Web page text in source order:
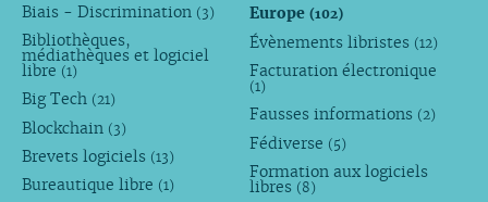
Biais - Discrimination (3)
Bibliothèques,
médiathèques et logiciel
libre (1)
Big Tech (21)
Blockchain (3)
Brevets logiciels (13)
Bureautique libre (1)
Europe(102)
Évènements libristes (12)
Facturation électronique
(1)
Fausses informations (2)
Fédiverse (5)
Formation aux logiciels
libres (8)